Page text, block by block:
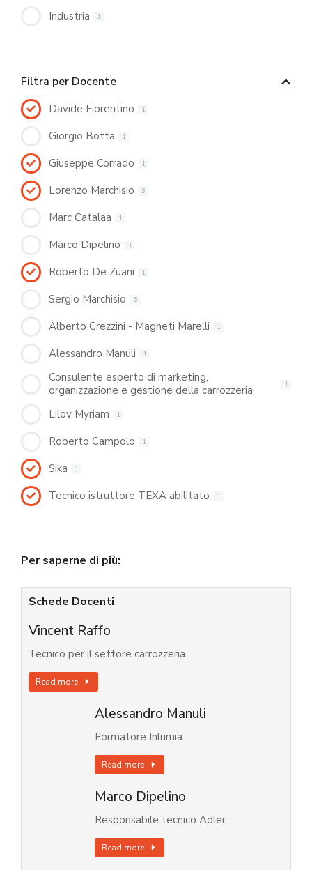
Industria 1
Filtra per Docente
Davide Fiorentino 1
Giorgio Botta 1
Giuseppe Corrado 1
Lorenzo Marchisio 3
Marc Catalaa 1
Marco Dipelino 3
Roberto De Zuani 1
Sergio Marchisio 6
Alberto Crezzini - Magneti Marelli 1
Alessandro Manuli 1
Consulente esperto di marketing,
organizzazione e gestione della carrozzeria
1
Lilov Myriam 1
Roberto Campolo 1
Sika 1
Tecnico istruttore TEXA abilitato 1
Per saperne di più:
Schede Docenti
Vincent Raffo
Tecnico per il settore carrozzeria
Read more
Alessandro Manuli
Formatore Inlumia
Read more
Marco Dipelino
Responsabile tecnico Adler
Read more